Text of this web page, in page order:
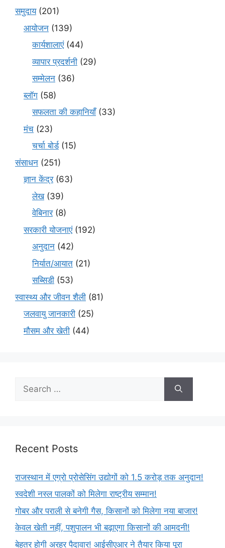
समुदाय(201)
आयोजन (139)
कार्यशालाएं(44)
व्यापार प्रदर्शनी (29)
सम्मेलन (36)
ब्लॉग (58)
सफलता की कहानियाँ(33)
मंच (23)
चर्चा बोर्ड(15)
संसाधन (251)
ज्ञान केंद्र(63)
लेख(39)
वेबिनार(8)
सरकारी योजनाएं(192)
अनुदान (42)
निर्यात/आयात (21)
सब्सिडी (53)
स्वास्थ्य और जीवन शैली (81)
जलवायु जानकारी (25)
मौसम और खेती (44)
Recent Posts
राजस्थान में एग्रो प्रोसेसिंग उद्योगों को 1.5 करोड़ तक अनुदान!
स्वदेशी नस्ल पालकों को मिलेगा राष्ट्रीय सम्मान!
गोबर और पराली से बनेगी गैस, किसानों को मिलेगा नया बाजार!
केवल खेती नहीं, पशुपालन भी बढ़ाएगा किसानों की आमदनी!
बेहतर होगी अरहर पैदावार! आईसीएआर ने तैयार किया पूरा